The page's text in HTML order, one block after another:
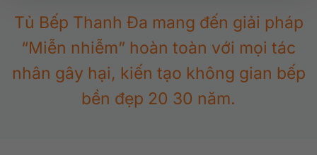
Tủ Bếp Thanh Đa mang đến giải pháp
“Miễn nhiễm” hoàn toàn với mọi tác
nhân gây hại, kiến tạo không gian bếp
bền đẹp 20 30 năm.